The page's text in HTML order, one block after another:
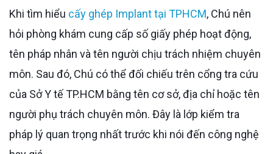
Khi tìm hiểu cấy ghép Implant tại TPHCM, Chú nên
hỏi phòng khám cung cấp số giấy phép hoạt động,
tên pháp nhân và tên người chịu trách nhiệm chuyên
môn. Sau đó, Chú có thể đối chiếu trên cổng tra cứu
của Sở Y tế TP.HCM bằng tên cơ sở, địa chỉ hoặc tên
người phụ trách chuyên môn. Đây là lớp kiểm tra
pháp lý quan trọng nhất trước khi nói đến công nghệ